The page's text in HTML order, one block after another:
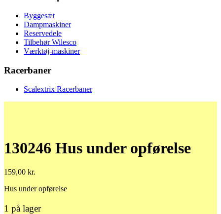
Byggesæt
Dampmaskiner
Reservedele
Tilbehør Wilesco
Værktøj-maskiner
Racerbaner
Scalextrix Racerbaner
130246 Hus under opførelse
159,00 kr.
Hus under opførelse
1 på lager